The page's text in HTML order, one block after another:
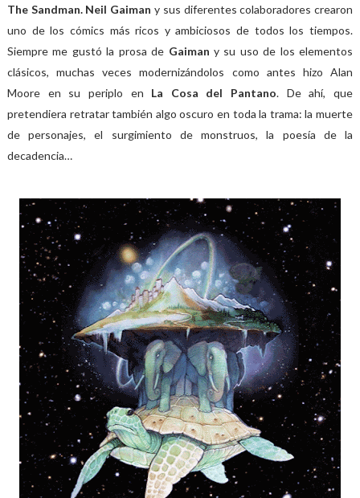
The Sandman. Neil Gaiman y sus diferentes colaboradores crearon
uno de los cómics más ricos y ambiciosos de todos los tiempos.
Siempre me gustó la prosa de Gaiman y su uso de los elementos
clásicos, muchas veces modernizándolos como antes hizo Alan
Moore en su periplo en La Cosa del Pantano. De ahí, que
pretendiera retratar también algo oscuro en toda la trama: la muerte
de personajes, el surgimiento de monstruos, la poesía de la
decadencia…